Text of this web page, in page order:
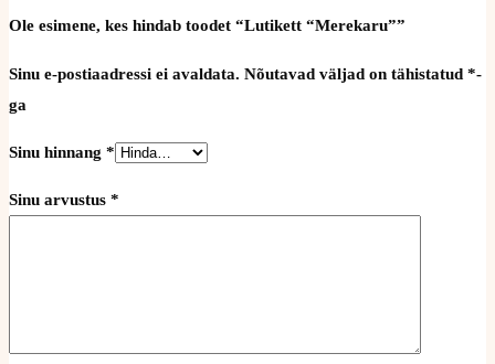
Ole esimene, kes hindab toodet “Lutikett “Merekaru””
Sinu e-postiaadressi ei avaldata. Nõutavad väljad on tähistatud *-
ga
Sinu hinnang *
Sinu arvustus *